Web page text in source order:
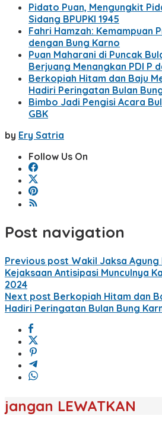
Pidato Puan, Mengungkit
Sidang BPUPKI 1945
Fahri Hamzah: Kemampuan
dengan Bung Karno
Puan Maharani di Puncak
Berjuang Menangkan PDI P
Berkopiah Hitam dan Baju
Hadiri Peringatan Bulan
Bimbo Jadi Pengisi Acara
GBK
by Ery Satria
Follow Us On
Post navigation
Previous post Wakil Jaksa
Kejaksaan Antisipasi Munculnya
2024
Next post Berkopiah Hitam dan
Hadiri Peringatan Bulan Bung
jangan LEWATKAN